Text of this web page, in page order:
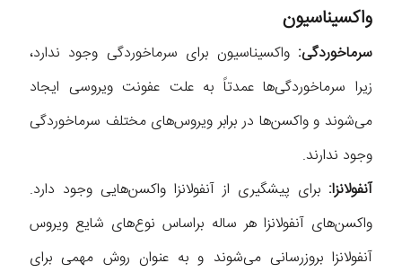
واکسیناسیون
سرماخوردگی: واکسیناسیون برای سرماخوردگی وجود ندارد،
زیرا سرماخوردگی‌ها عمدتاً به علت عفونت ویروسی ایجاد
می‌شوند و واکسن‌ها در برابر ویروس‌های مختلف سرماخوردگی
وجود ندارند.
آنفولانزا: برای پیشگیری از آنفولانزا واکسن‌هایی وجود دارد.
واکسن‌های آنفولانزا هر ساله براساس نوع‌های شایع ویروس
آنفولانزا بروزرسانی می‌شوند و به عنوان روش مهمی برای